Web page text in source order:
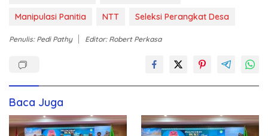
Manipulasi Panitia
NTT Seleksi Perangkat Desa
Penulis: Pedi Pathy Editor: Robert Perkasa
Baca Juga